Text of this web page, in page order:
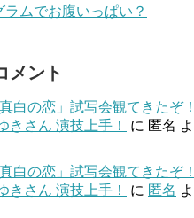
ラムでお腹いっぱい？
メント
白の恋」試写会観てきたぞ！
きさん 演技上手！
に 匿名 よ
白の恋」試写会観てきたぞ！
きさん 演技上手！
に 匿名 よ